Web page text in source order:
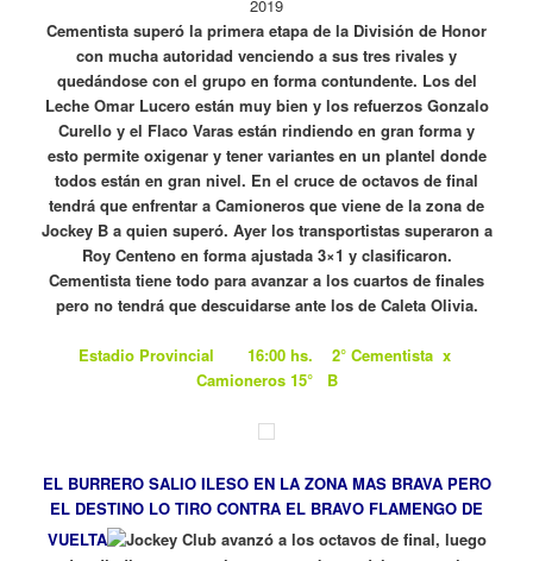
Cementista superó la primera etapa de la División de Honor
con mucha autoridad venciendo a sus tres rivales y
quedándose con el grupo en forma contundente. Los del
Leche Omar Lucero están muy bien y los refuerzos Gonzalo
Curello y el Flaco Varas están rindiendo en gran forma y
esto permite oxigenar y tener variantes en un plantel donde
todos están en gran nivel. En el cruce de octavos de final
tendrá que enfrentar a Camioneros que viene de la zona de
Jockey B a quien superó. Ayer los transportistas superaron a
Roy Centeno en forma ajustada 3×1 y clasificaron.
Cementista tiene todo para avanzar a los cuartos de finales
pero no tendrá que descuidarse ante los de Caleta Olivia.
Estadio Provincial 16:00 hs. 2° Cementista x
Camioneros 15° B
EL BURRERO SALIO ILESO EN LA ZONA MAS BRAVA PERO
EL DESTINO LO TIRO CONTRA EL BRAVO FLAMENGO DE
VUELTA
Jockey Club avanzó a los octavos de final, luego